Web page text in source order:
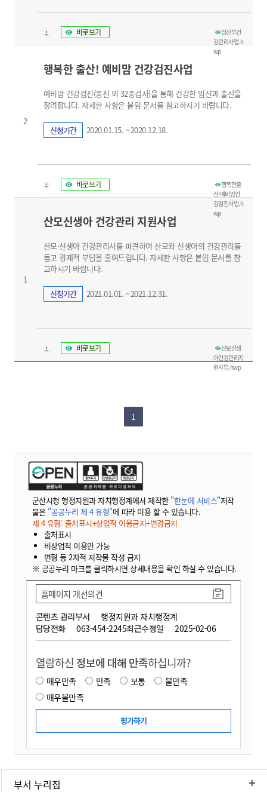
임산부건
강관리사업.h
wp
바로보기
2
행복한 출산! 예비맘 건강검진사업
예비맘 건강검진(풍진 외 32종검사)을 통해 건강한 임신과 출산을
장려합니다. 자세한 사항은 붙임 문서를 참고하시기 바랍니다.
신청기간 2020.01.15. ~ 2020.12.18.
행복한출
산!예비맘건
강검진사업.h
wp
바로보기
1
산모신생아 건강관리 지원사업
산모·신생아 건강관리사를 파견하여 산모와 신생아의 건강관리를
돕고 경제적 부담을 줄여드립니다. 자세한 사항은 붙임 문서를 참
고하시기 바랍니다.
신청기간 2021.01.01. ~ 2021.12.31.
산모신생
아건강관리지
원사업.hwp
바로보기
1
군산시청 행정지원과 자치행정계에서 제작한 "한눈에 서비스"저작
물은 "공공누리 제 4 유형"에 따라 이용 할 수 있습니다.
제 4 유형: 출처표시+상업적 이용금지+변경금지
출처표시
비상업적 이용만 가능
변형 등 2차적 저작물 작성 금지
※ 공공누리 마크를 클릭하시면 상세내용을 확인 하실 수 있습니다.
콘텐츠 관리부서
행정지원과 자치행정계
담당전화
063-454-2245최근수정일 2025-02-06
홈페이지 개선의견
열람하신 정보에 대해 만족하십니까?
매우만족 만족 보통
불만족
매우불만족
부서 누리집